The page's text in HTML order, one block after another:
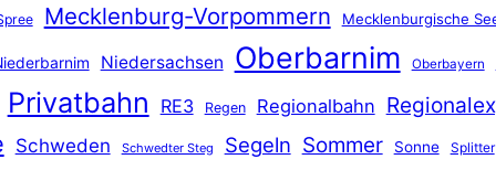
Mecklenburg-Vorpommern Mecklenburgische
Niedersachsen Oberbarnim Oberbayern
Privatbahn RE3 Regen Regionalbahn
Schweden Schwedter Steg Segeln Sommer Sonne Splitter